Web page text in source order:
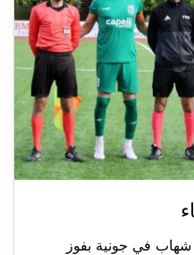
شهاب في جونية بفوز